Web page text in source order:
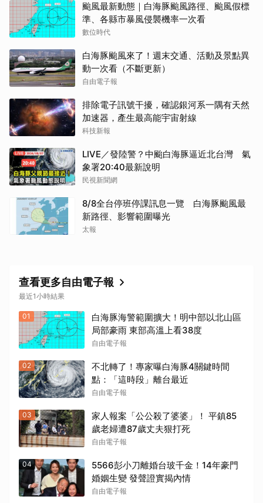
颱風最新動態｜白海豚颱風路徑、颱風假標
準、各縣市暴風侵襲機率一次看
數位時代
白海豚颱風來了！週末交通、活動及景點異
動一次看（不斷更新）
自由電子報
排除電子訊號干擾，確認銀河系一隅有天然
加速器，產生最高能宇宙射線
科技新報
LIVE／發陸警？中颱白海豚逼近北台灣 氣
象署20:40最新說明
民視新聞網
8/8全台停班停課訊息一覽 白海豚颱風最
新路徑、影響範圍曝光
太報
查看更多自由電子報
最近1小時結果
01
白海豚海警範圍擴大！明中部以北山區
局部豪雨 東部高溫上看38度
自由電子報
02
不北轉了！專家曝白海豚4關鍵時間
點：「這時段」離台最近
自由電子報
03
家人報案「公公殺了婆婆」！ 平鎮85
歲老婦遭87歲丈夫狠打死
自由電子報
04
5566彭小刀離婚台玻千金！14年豪門
婚姻生變 發聲證實揭內情
自由電子報